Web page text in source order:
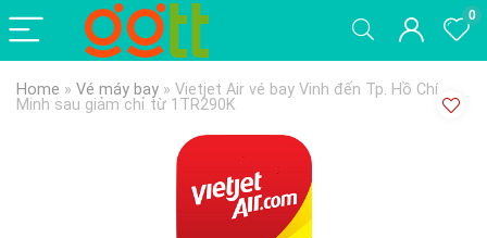
0
Home » Vé máy bay » Vietjet Air vé bay Vinh đến Tp. Hồ Chí
Minh sau giảm chỉ từ 1TR290K